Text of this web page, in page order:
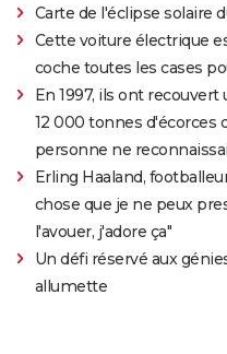
Carte de l'éclipse solaire
Cette voiture électrique
coche toutes les cases
En 1997, ils ont
12 000 tonnes d'écorces
personne ne
Erling Haaland,
chose que je ne peux
l'avouer, j'adore ça"
Un défi réservé aux
allumette